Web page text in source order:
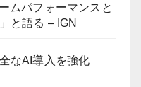
ムパフォーマンスと
と語る – IGN
なAI導入を強化